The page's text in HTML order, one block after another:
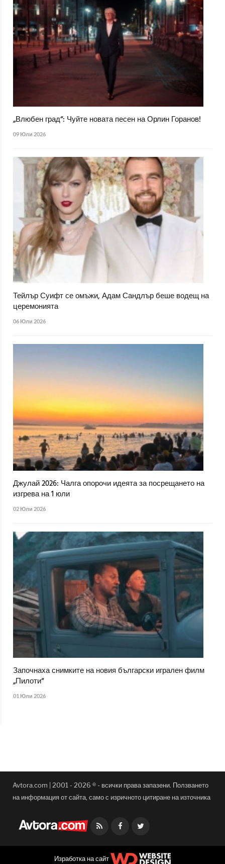
„Влюбен град“: Чуйте новата песен на Орлин Горанов!
09 Юли 2026
Тейлър Суифт се омъжи, Адам Сандлър беше водещ на
церемонията
06 Юли 2026
Джулай 2026: Чалга опорочи идеята за посрещането на
изгрева на 1 юли
02 Юли 2026
Започнаха снимките на новия български игрален филм
„Пилоти“
01 Юли 2026
Avtora.com | 2001 - 2026 ® - всички права запазени. Ползването
на информация от сайта, само с изричното цитиране на източника
Facebook
Изработка на сайт